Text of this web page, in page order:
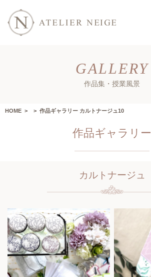
GALLERY
作品集・授業風景
HOME > > 作品ギャラリー カルトナージュ10
作品ギャラリー
カルトナージュ